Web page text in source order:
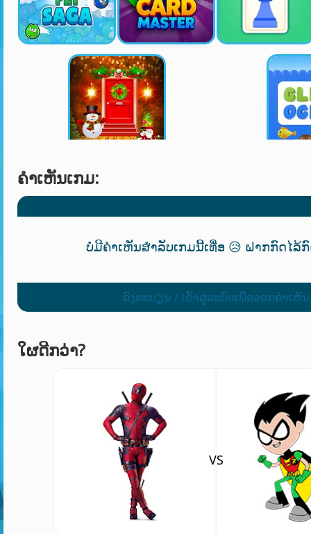
ຄໍາເຫັນເກມ:
ບໍ່ມີຄຳເຫັນສຳລັບເກມນີ້ເທື່ອ 😥 ຝາກກົດໄລ້
ລົງທະບຽນ / ເຂົ້າສູ່ລະບົບເພື່ອອອກຄໍາເຫັນ
ໃຜດີກວ່າ?
VS